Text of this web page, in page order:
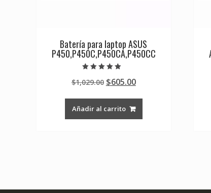
Batería para laptop ASUS
P450,P450C,P450CA,P450CC
5.00
de 5
$1,029.00 Original
was:
$1,029.00.
$605.00Current
$605.00.
Añadir al carrito